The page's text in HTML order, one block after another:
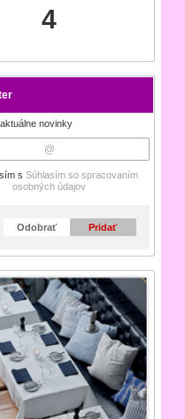
4
novinky
s Súhlasím so spracovaním
osobných údajov
Odobrať Pridať